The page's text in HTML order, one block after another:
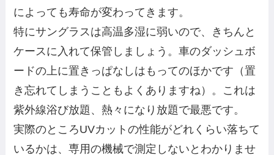
によっても寿命が変わってきます。
特にサングラスは高温多湿に弱いので、きちんと
ケースに入れて保管しましょう。車のダッシュボ
ードの上に置きっぱなしはもってのほかです（置
き忘れてしまうこともよくありますね）。これは
紫外線浴び放題、熱々になり放題で最悪です。
実際のところUVカットの性能がどれくらい落ちて
いるかは、専用の機械で測定しないとわかりませ